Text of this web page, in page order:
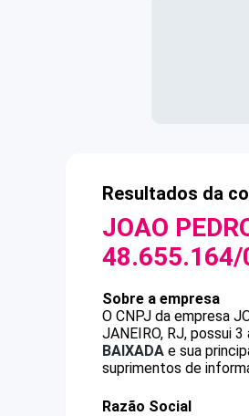
Resultados da
JOAO
Sobre a empresa
O CNPJ da empresa
JANEIRO, RJ, possui
BAIXADA e sua
suprimentos de
Razão Social